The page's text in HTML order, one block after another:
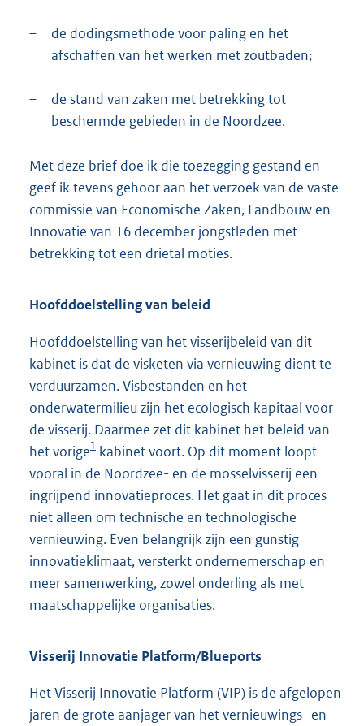
–
de dodingsmethode voor paling en het
afschaffen van het werken met zoutbaden;
–
de stand van zaken met betrekking tot
beschermde gebieden in de Noordzee.
Met deze brief doe ik die toezegging gestand en
geef ik tevens gehoor aan het verzoek van de vaste
commissie van Economische Zaken, Landbouw en
Innovatie van 16 december jongstleden met
betrekking tot een drietal moties.
Hoofddoelstelling van beleid
Hoofddoelstelling van het visserijbeleid van dit
kabinet is dat de visketen via vernieuwing dient te
verduurzamen. Visbestanden en het
onderwatermilieu zijn het ecologisch kapitaal voor
de visserij. Daarmee zet dit kabinet het beleid van
het vorige1 kabinet voort. Op dit moment loopt
vooral in de Noordzee- en de mosselvisserij een
ingrijpend innovatieproces. Het gaat in dit proces
niet alleen om technische en technologische
vernieuwing. Even belangrijk zijn een gunstig
innovatieklimaat, versterkt ondernemerschap en
meer samenwerking, zowel onderling als met
maatschappelijke organisaties.
Visserij Innovatie Platform/Blueports
Het Visserij Innovatie Platform (VIP) is de afgelopen
jaren de grote aanjager van het vernieuwings- en